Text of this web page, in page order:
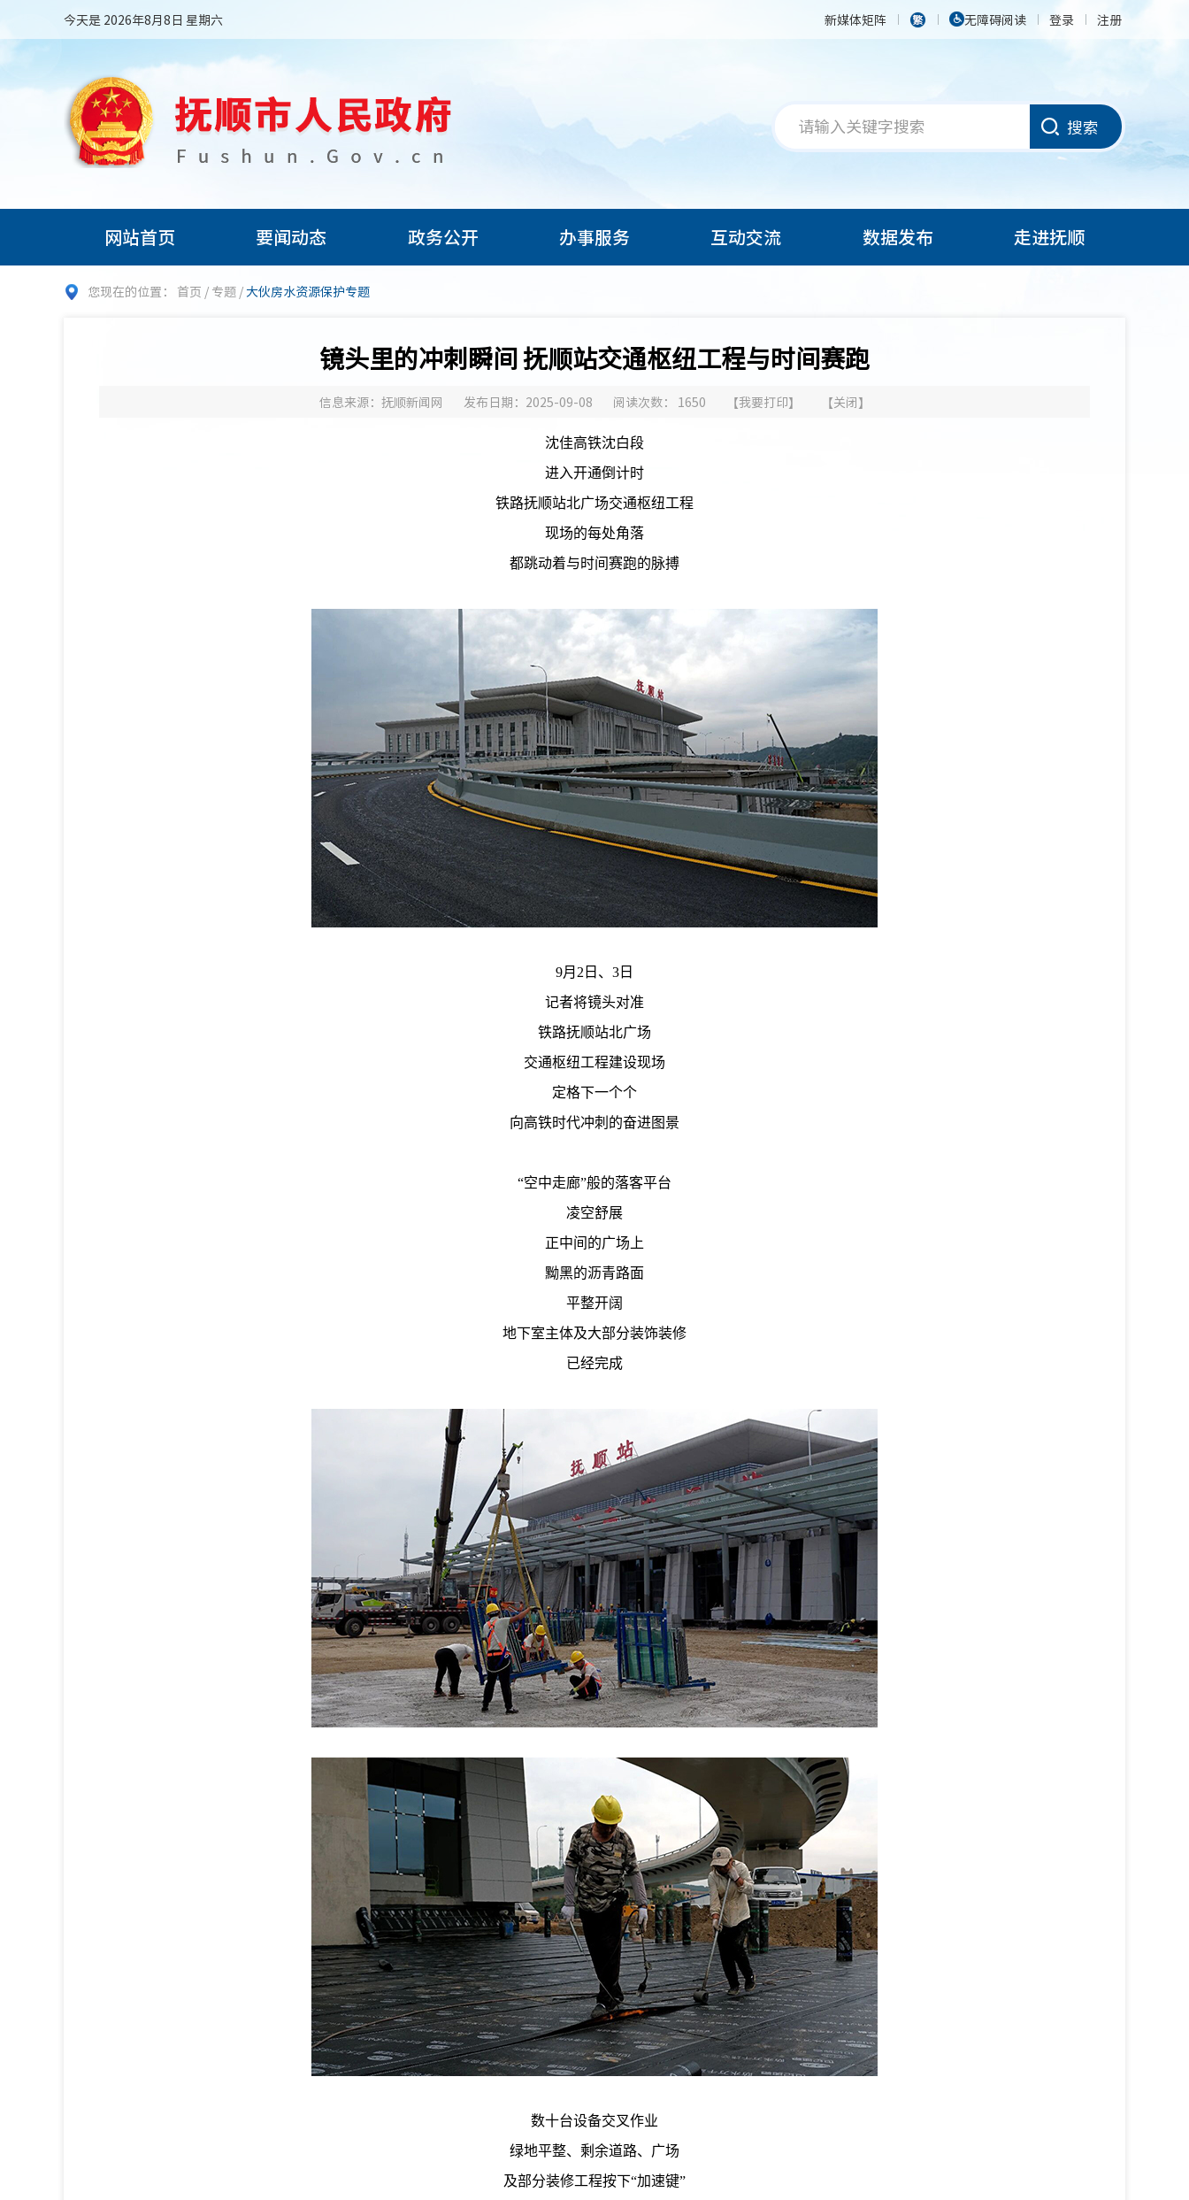
今天是 2026年8月8日 星期六 新媒体矩阵 无障碍阅读 登录 注册
搜索
网站首页 要闻动态 政务公开 办事服务 互动交流 数据发布 走进抚顺
您现在的位置： 首页 / 专题 / 大伙房水资源保护专题
镜头里的冲刺瞬间 抚顺站交通枢纽工程与时间赛跑
信息来源：抚顺新闻网 发布日期：2025-09-08 阅读次数： 1650 【我要打印】 【关闭】
沈佳高铁沈白段
进入开通倒计时
铁路抚顺站北广场交通枢纽工程
现场的每处角落
都跳动着与时间赛跑的脉搏
9月2日、3日
记者将镜头对准
铁路抚顺站北广场
交通枢纽工程建设现场
定格下一个个
向高铁时代冲刺的奋进图景
“空中走廊”般的落客平台
凌空舒展
正中间的广场上
黝黑的沥青路面
平整开阔
地下室主体及大部分装饰装修
已经完成
数十台设备交叉作业
绿地平整、剩余道路、广场
及部分装修工程按下“加速键”